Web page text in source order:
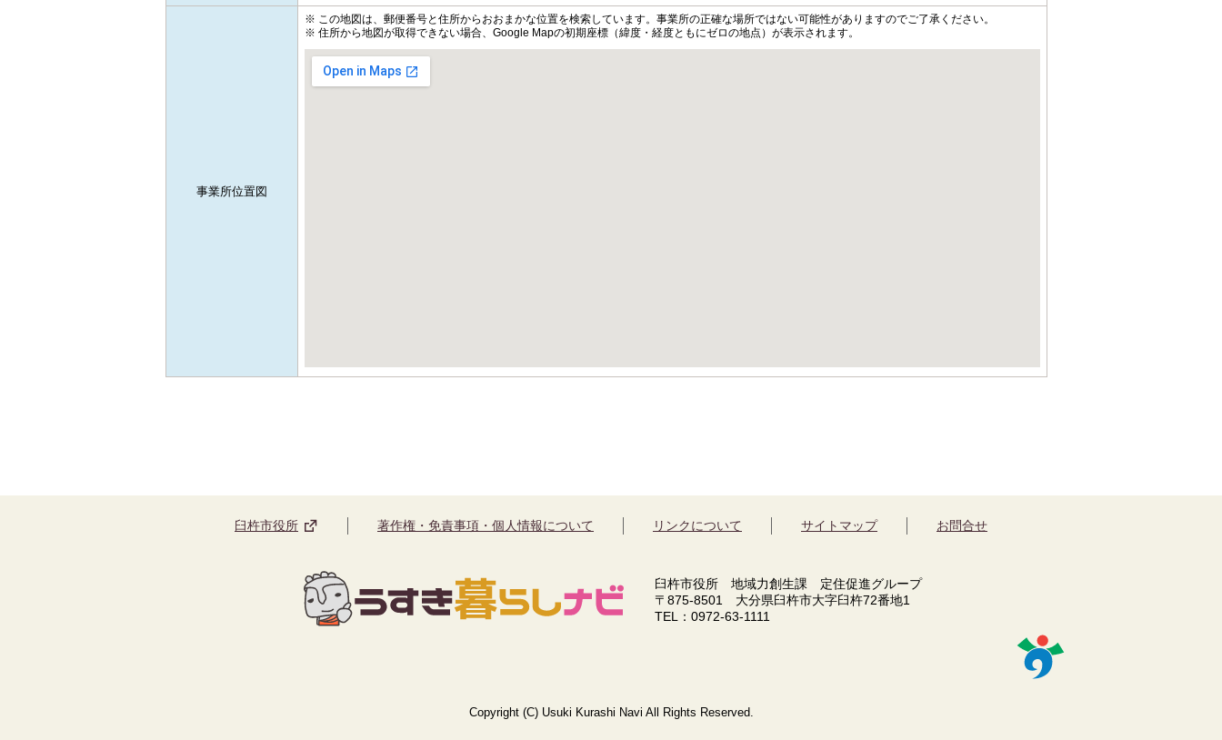
事業所位置図
※ この地図は、郵便番号と住所からおおまかな位置を検索しています。事業所の正確な場所ではない可能性がありますのでご了承ください。
※ 住所から地図が取得できない場合、Google Mapの初期座標（緯度・経度ともにゼロの地点）が表示されます。
臼杵市役所 著作権・免責事項・個人情報について リンクについて サイトマップ お問合せ
臼杵市役所 地域力創生課 定住促進グループ
〒875-8501 大分県臼杵市大字臼杵72番地1
TEL：0972-63-1111
Copyright (C) Usuki Kurashi Navi All Rights Reserved.